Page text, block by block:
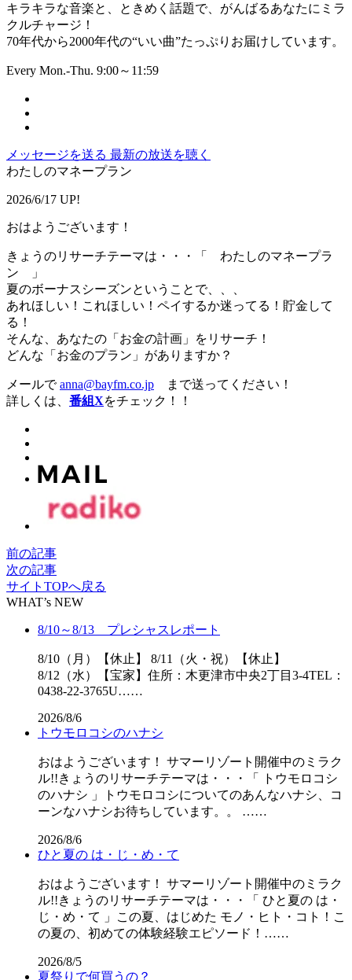
キラキラな音楽と、ときめく話題で、がんばるあなたにミラ
クルチャージ！
70年代から2000年代の“いい曲”たっぷりお届けしています。
Every Mon.-Thu. 9:00～11:59
メッセージを送る 最新の放送を聴く
わたしのマネープラン
2026/6/17 UP!
おはようございます！
きょうのリサーチテーマは・・・「 わたしのマネープラ
ン 」
夏のボーナスシーズンということで、、、
あれほしい！これほしい！ペイするか迷ってる！貯金して
る！
そんな、あなたの「お金の計画」をリサーチ！
どんな「お金のプラン」がありますか？
メールでanna@bayfm.co.jp まで送ってください！
詳しくは、 番組Xをチェック！！
前の記事
次の記事
サイトTOPへ戻る
WHAT’s NEW
8/10～8/13 プレシャスレポート
8/10（月）【休止】 8/11（火・祝）【休止】
8/12（水）【宝家】住所：木更津市中央2丁目3-4TEL：
0438-22-3765U……
2026/8/6
トウモロコシのハナシ
おはようございます！ サマーリゾート開催中のミラク
ル!!きょうのリサーチテーマは・・・「 トウモロコシ
のハナシ 」トウモロコシについてのあんなハナシ、コ
ーンなハナシお待ちしています。。 ……
2026/8/6
ひと夏の は・じ・め・て
おはようございます！ サマーリゾート開催中のミラク
ル!!きょうのリサーチテーマは・・・「 ひと夏の は・
じ・め・て 」この夏、はじめた モノ・ヒト・コト！こ
の夏の、初めての体験経験エピソード！……
2026/8/5
夏祭りで何買うの？